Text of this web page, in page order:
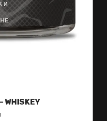
WHISKEY